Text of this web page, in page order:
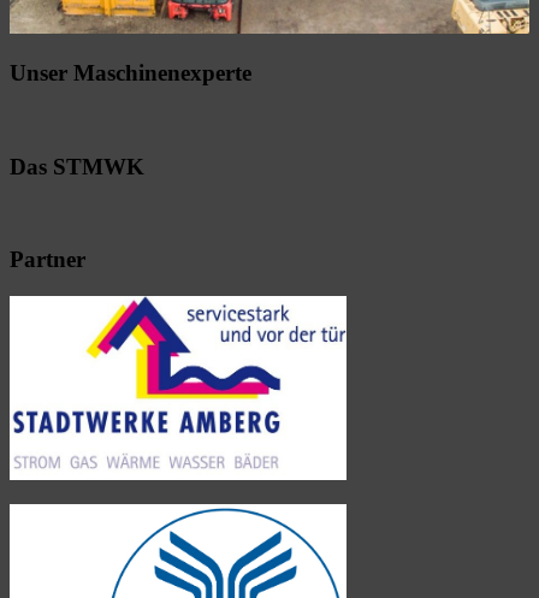
Unser Maschinenexperte
Das STMWK
Partner